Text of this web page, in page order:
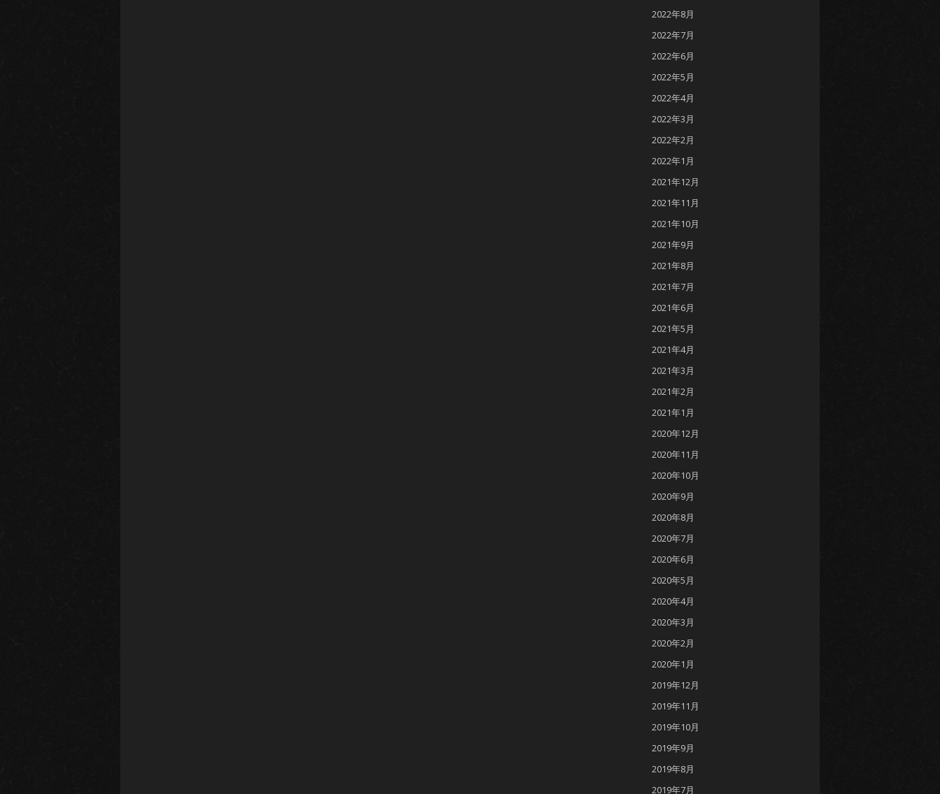
2022年8月
2022年7月
2022年6月
2022年5月
2022年4月
2022年3月
2022年2月
2022年1月
2021年12月
2021年11月
2021年10月
2021年9月
2021年8月
2021年7月
2021年6月
2021年5月
2021年4月
2021年3月
2021年2月
2021年1月
2020年12月
2020年11月
2020年10月
2020年9月
2020年8月
2020年7月
2020年6月
2020年5月
2020年4月
2020年3月
2020年2月
2020年1月
2019年12月
2019年11月
2019年10月
2019年9月
2019年8月
2019年7月